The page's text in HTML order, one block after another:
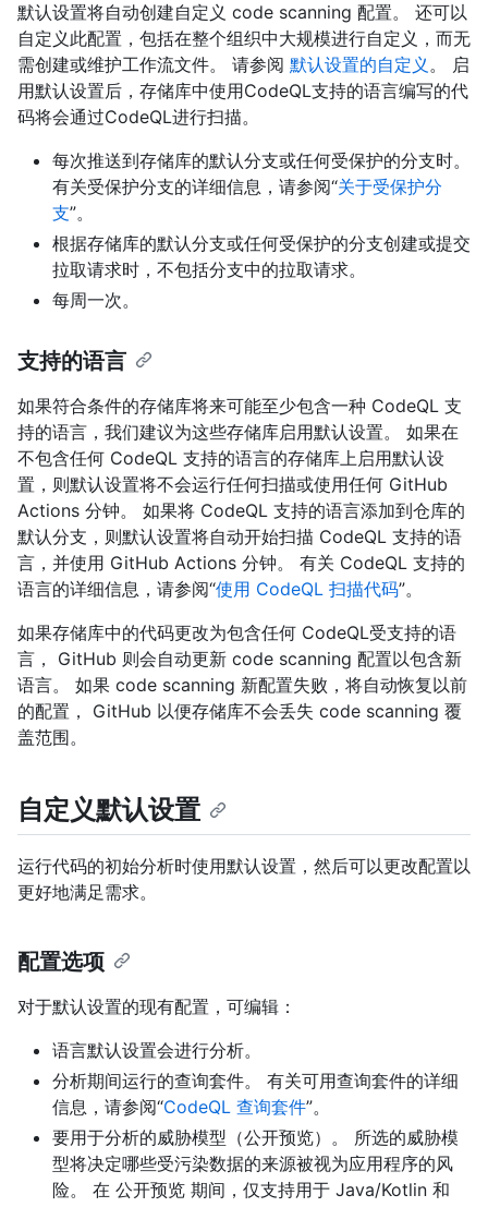
默认设置将自动创建自定义 code scanning 配置。 还可以
自定义此配置，包括在整个组织中大规模进行自定义，而无
需创建或维护工作流文件。 请参阅 默认设置的自定义 。 启
用默认设置后，存储库中使用CodeQL支持的语言编写的代
码将会通过CodeQL进行扫描。
每次推送到存储库的默认分支或任何受保护的分支时。
有关受保护分支的详细信息，请参阅“关于受保护分
支”。
根据存储库的默认分支或任何受保护的分支创建或提交
拉取请求时，不包括分支中的拉取请求。
每周一次。
支持的语言
如果符合条件的存储库将来可能至少包含一种 CodeQL 支
持的语言，我们建议为这些存储库启用默认设置。 如果在
不包含任何 CodeQL 支持的语言的存储库上启用默认设
置，则默认设置将不会运行任何扫描或使用任何 GitHub
Actions 分钟。 如果将 CodeQL 支持的语言添加到仓库的
默认分支，则默认设置将自动开始扫描 CodeQL 支持的语
言，并使用 GitHub Actions 分钟。 有关 CodeQL 支持的
语言的详细信息，请参阅“使用 CodeQL 扫描代码”。
如果存储库中的代码更改为包含任何 CodeQL受支持的语
言， GitHub 则会自动更新 code scanning 配置以包含新
语言。 如果 code scanning 新配置失败，将自动恢复以前
的配置， GitHub 以便存储库不会丢失 code scanning 覆
盖范围。
自定义默认设置
运行代码的初始分析时使用默认设置，然后可以更改配置以
更好地满足需求。
配置选项
对于默认设置的现有配置，可编辑：
语言默认设置会进行分析。
分析期间运行的查询套件。 有关可用查询套件的详细
信息，请参阅“CodeQL 查询套件”。
要用于分析的威胁模型（公开预览）。 所选的威胁模
型将决定哪些受污染数据的来源被视为应用程序的风
险。 在 公开预览 期间，仅支持用于 Java/Kotlin 和